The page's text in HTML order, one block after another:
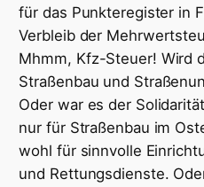
für das Punkteregister in
Verbleib der
Mhmm, Kfz-Steuer! Wird
Straßenbau und
Oder war es der
nur für Straßenbau im
wohl für sinnvolle
und Rettungsdienste.